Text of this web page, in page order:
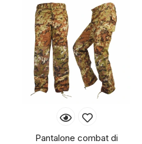
Pantalone combat di